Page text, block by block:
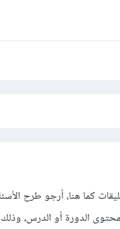
كما هنا، أرجو طرح
بمحتوى الدورة أو الدرس،